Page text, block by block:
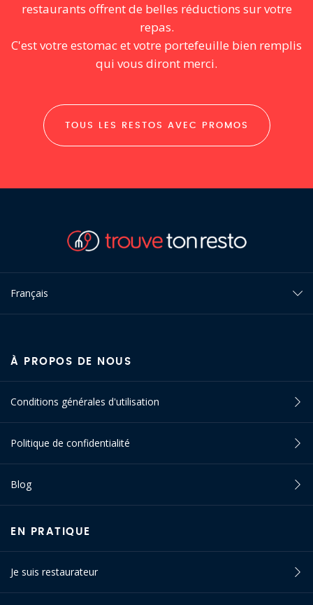
restaurants offrent de belles réductions sur votre
repas.
C'est votre estomac et votre portefeuille bien remplis
qui vous diront merci.
TOUS LES RESTOS AVEC PROMOS
Français
À PROPOS DE NOUS
Conditions générales d'utilisation
Politique de confidentialité
Blog
EN PRATIQUE
Je suis restaurateur